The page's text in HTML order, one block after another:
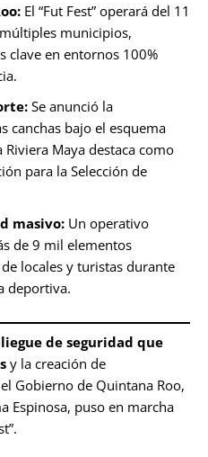
El “Fut Fest” operará del 11
municipios,
clave en entornos 100%
Se anunció la
canchas bajo el esquema
Riviera Maya destaca como
para la Selección de
masivo: Un operativo
de 9 mil elementos
locales y turistas durante
deportiva.
de seguridad que
y la creación de
Gobierno de Quintana Roo,
Espinosa, puso en marcha